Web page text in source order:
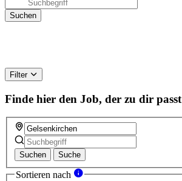
Filter
Finde hier den Job, der zu dir passt
Suchen Suche
Sortieren nach